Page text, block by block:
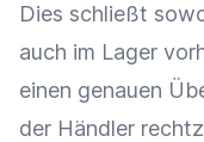
Dies schließt
auch im Lager
einen genauen
der Händler